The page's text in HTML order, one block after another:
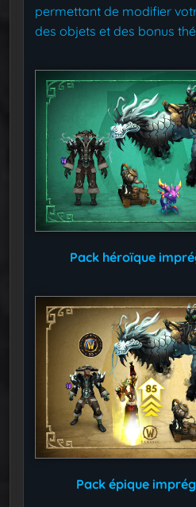
permettant de modifier
des objets et des bonus
Pack héroïque
Pack épique